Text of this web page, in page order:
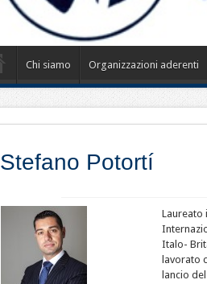
Chi siamo Organizzazioni aderenti
Stefano Potortí
Laureato
Italo-
lavorato
lancio